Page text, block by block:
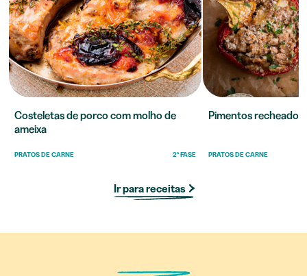
Costeletas de porco com molho de
ameixa
PRATOS DE CARNE 2ª FASE
Pimentos recheados
PRATOS DE CARNE
Ir para receitas